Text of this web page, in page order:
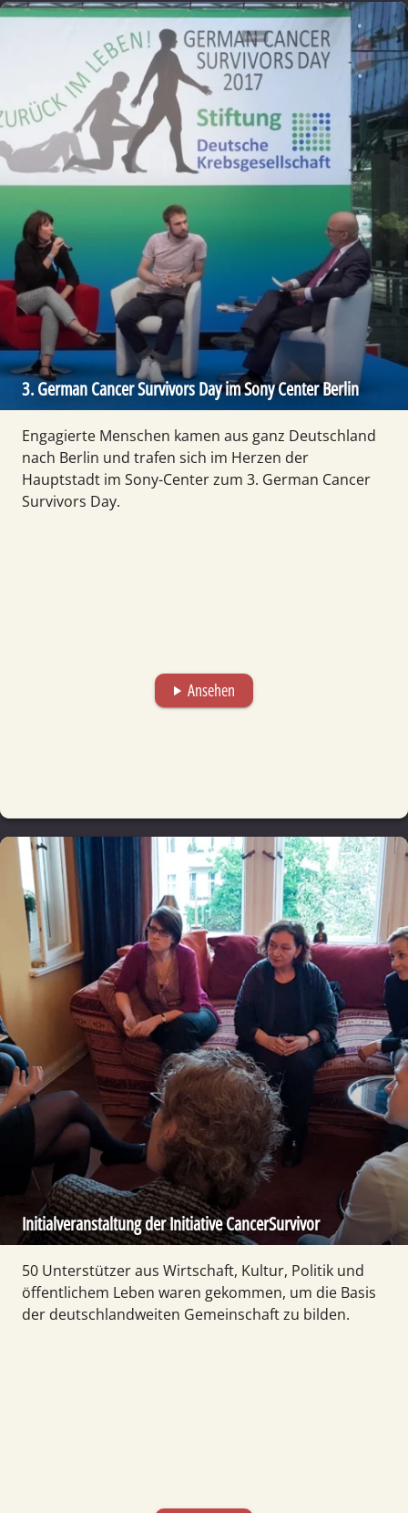
3. German Cancer Survivors Day im Sony Center Berlin
Engagierte Menschen kamen aus ganz Deutschland
nach Berlin und trafen sich im Herzen der
Hauptstadt im Sony-Center zum 3. German Cancer
Survivors Day.
play_arrow Ansehen
Initial­ver­anstaltung der Initiative CancerSurvivor
50 Unter­stützer aus Wirtschaft, Kultur, Politik und
öffentlichem Leben waren gekommen, um die Basis
der deutsch­land­weiten Gemeinschaft zu bilden.